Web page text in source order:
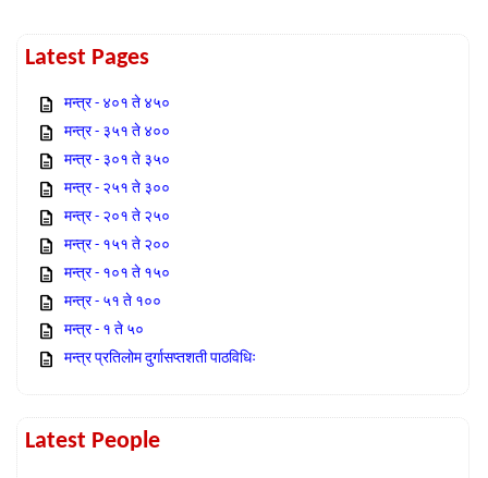
Latest Pages
मन्त्र - ४०१ ते ४५०
मन्त्र - ३५१ ते ४००
मन्त्र - ३०१ ते ३५०
मन्त्र - २५१ ते ३००
मन्त्र - २०१ ते २५०
मन्त्र - १५१ ते २००
मन्त्र - १०१ ते १५०
मन्त्र - ५१ ते १००
मन्त्र - १ ते ५०
मन्त्र प्रतिलोम दुर्गासप्तशती पाठविधिः
Latest People